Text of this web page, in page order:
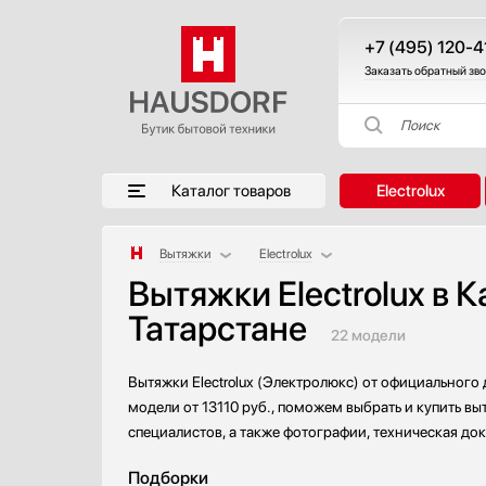
+7 (495) 120-
Заказать обратный
Поиск
Каталог товаров Electrolux
Вытяжки
Аксессуары
Акустические системы
Беспроводные акустические системы
Вакуумные упаковщики
Electrolux
AEG
Barazza
Bosch
Вытяжки Electrolux в
Татарстане
22 модели
Вытяжки Electrolux (Электролюкс) от официального
модели от 13110 руб., поможем выбрать и купить
специалистов, а также фотографии, техническая
Подборки